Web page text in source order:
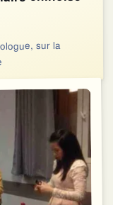
sur la